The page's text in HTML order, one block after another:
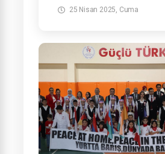
bir katılımla gerçekleştirdik.
25 Nisan 2025, Cuma